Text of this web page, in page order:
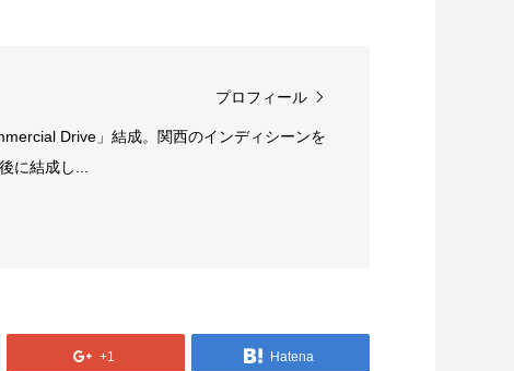
プロフィール
Drive」結成。関西のインディシーンを
に結成し...
+1 Hatena